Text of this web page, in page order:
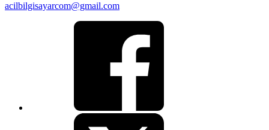
acilbilgisayarcom@gmail.com